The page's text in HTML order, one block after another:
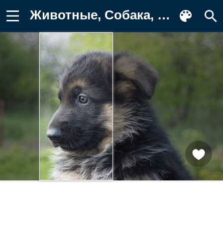
Животные, Собака, Щенок, Морда Фон для телефона